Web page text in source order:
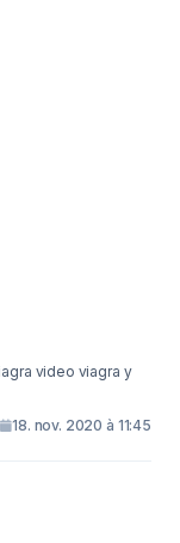
video viagra y
18. nov. 2020 à 11:45